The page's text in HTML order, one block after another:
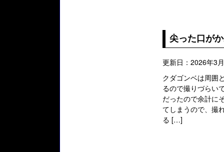
尖った口が
更新日：2026年3
クダゴンベは周囲
るので撮りづらい
だったので余計に
てしまうので、撮
る […]